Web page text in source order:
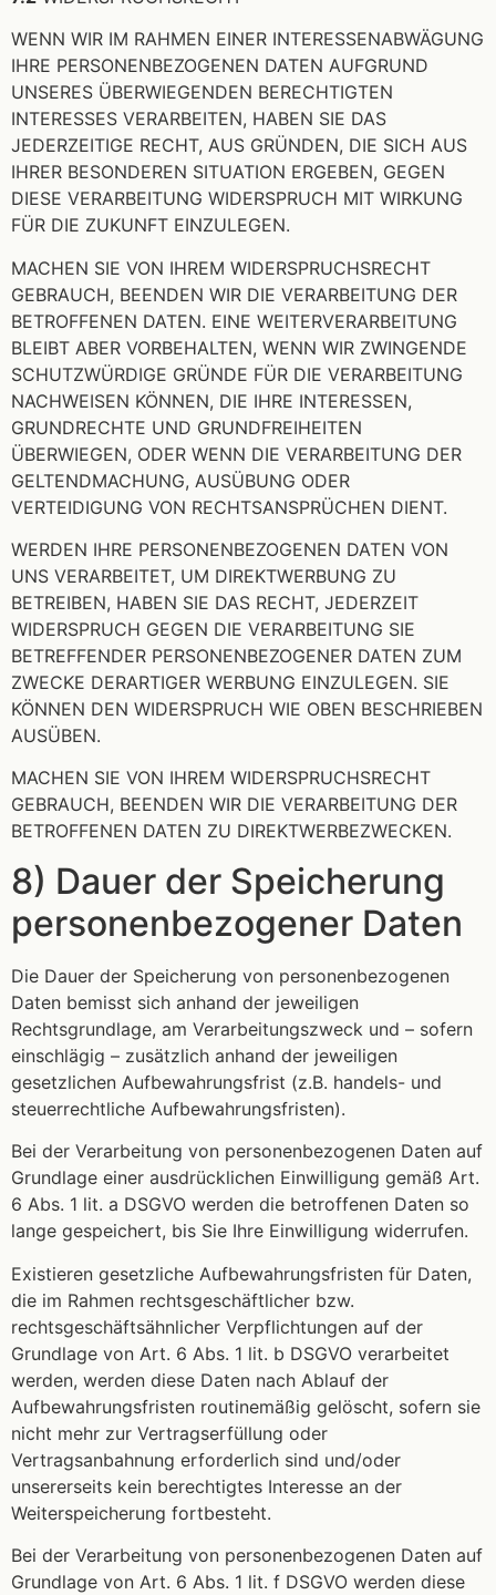
WENN WIR IM RAHMEN EINER INTERESSENABWÄGUNG
IHRE PERSONENBEZOGENEN DATEN AUFGRUND
UNSERES ÜBERWIEGENDEN BERECHTIGTEN
INTERESSES VERARBEITEN, HABEN SIE DAS
JEDERZEITIGE RECHT, AUS GRÜNDEN, DIE SICH AUS
IHRER BESONDEREN SITUATION ERGEBEN, GEGEN
DIESE VERARBEITUNG WIDERSPRUCH MIT WIRKUNG
FÜR DIE ZUKUNFT EINZULEGEN.
MACHEN SIE VON IHREM WIDERSPRUCHSRECHT
GEBRAUCH, BEENDEN WIR DIE VERARBEITUNG DER
BETROFFENEN DATEN. EINE WEITERVERARBEITUNG
BLEIBT ABER VORBEHALTEN, WENN WIR ZWINGENDE
SCHUTZWÜRDIGE GRÜNDE FÜR DIE VERARBEITUNG
NACHWEISEN KÖNNEN, DIE IHRE INTERESSEN,
GRUNDRECHTE UND GRUNDFREIHEITEN
ÜBERWIEGEN, ODER WENN DIE VERARBEITUNG DER
GELTENDMACHUNG, AUSÜBUNG ODER
VERTEIDIGUNG VON RECHTSANSPRÜCHEN DIENT.
WERDEN IHRE PERSONENBEZOGENEN DATEN VON
UNS VERARBEITET, UM DIREKTWERBUNG ZU
BETREIBEN, HABEN SIE DAS RECHT, JEDERZEIT
WIDERSPRUCH GEGEN DIE VERARBEITUNG SIE
BETREFFENDER PERSONENBEZOGENER DATEN ZUM
ZWECKE DERARTIGER WERBUNG EINZULEGEN. SIE
KÖNNEN DEN WIDERSPRUCH WIE OBEN BESCHRIEBEN
AUSÜBEN.
MACHEN SIE VON IHREM WIDERSPRUCHSRECHT
GEBRAUCH, BEENDEN WIR DIE VERARBEITUNG DER
BETROFFENEN DATEN ZU DIREKTWERBEZWECKEN.
8) Dauer der Speicherung
personenbezogener Daten
Die Dauer der Speicherung von personenbezogenen
Daten bemisst sich anhand der jeweiligen
Rechtsgrundlage, am Verarbeitungszweck und – sofern
einschlägig – zusätzlich anhand der jeweiligen
gesetzlichen Aufbewahrungsfrist (z.B. handels- und
steuerrechtliche Aufbewahrungsfristen).
Bei der Verarbeitung von personenbezogenen Daten auf
Grundlage einer ausdrücklichen Einwilligung gemäß Art.
6 Abs. 1 lit. a DSGVO werden die betroffenen Daten so
lange gespeichert, bis Sie Ihre Einwilligung widerrufen.
Existieren gesetzliche Aufbewahrungsfristen für Daten,
die im Rahmen rechtsgeschäftlicher bzw.
rechtsgeschäftsähnlicher Verpflichtungen auf der
Grundlage von Art. 6 Abs. 1 lit. b DSGVO verarbeitet
werden, werden diese Daten nach Ablauf der
Aufbewahrungsfristen routinemäßig gelöscht, sofern sie
nicht mehr zur Vertragserfüllung oder
Vertragsanbahnung erforderlich sind und/oder
unsererseits kein berechtigtes Interesse an der
Weiterspeicherung fortbesteht.
Bei der Verarbeitung von personenbezogenen Daten auf
Grundlage von Art. 6 Abs. 1 lit. f DSGVO werden diese